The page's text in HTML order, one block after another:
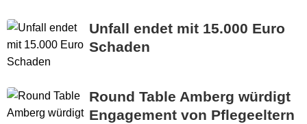
Unfall endet mit 15.000 Euro
Schaden
Round Table Amberg würdigt
Engagement von Pflegeeltern